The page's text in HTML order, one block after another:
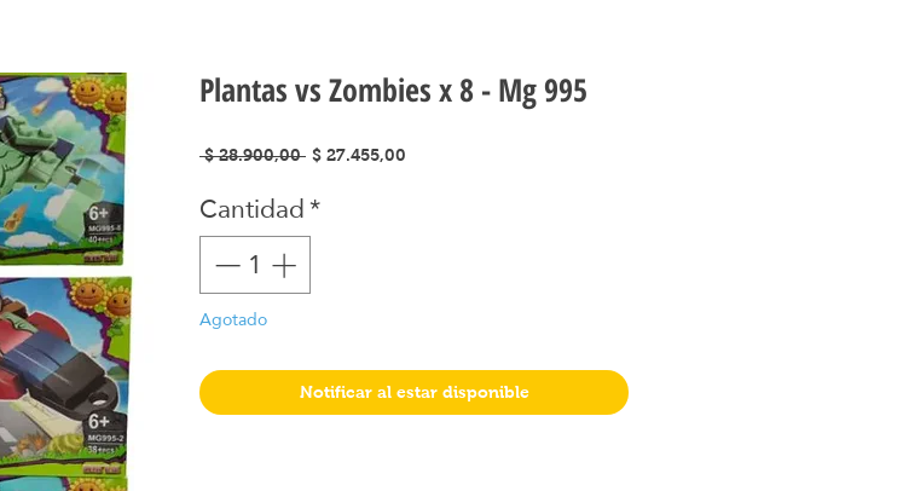
Plantas vs Zombies x 8 - Mg 995
$ 28.900,00 Precio
$ 27.455,00
Cantidad*
Agotado
Notificar al estar disponible